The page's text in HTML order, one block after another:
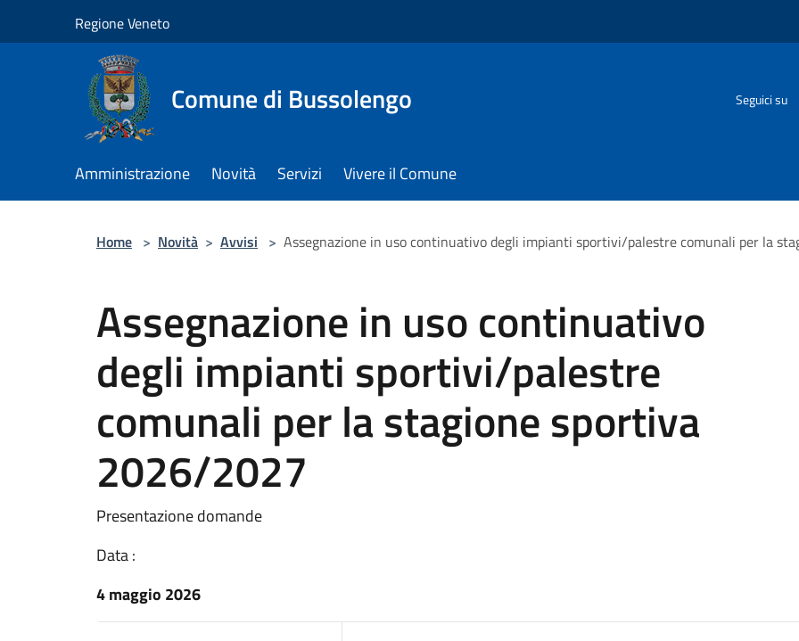
Regione Veneto
Comune di Bussolengo Seguici su
Amministrazione Novità Servizi Vivere il Comune
Home > Novità > Avvisi > Assegnazione in uso continuativo degli impianti sportivi/palestre comunali per la
Assegnazione in uso continuativo
degli impianti sportivi/palestre
comunali per la stagione sportiva
2026/2027
Presentazione domande
Data :
4 maggio 2026